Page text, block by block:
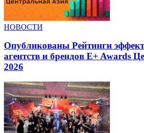
НОВОСТИ
Опубликованы Рейтинги
агентств и брендов E+ Awards
2026